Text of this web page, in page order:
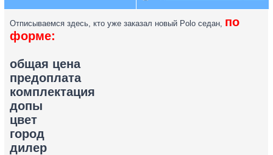
Отписываемся здесь, кто уже заказал новый Polo седан, по
форме:
общая цена
предоплата
комплектация
допы
цвет
город
дилер